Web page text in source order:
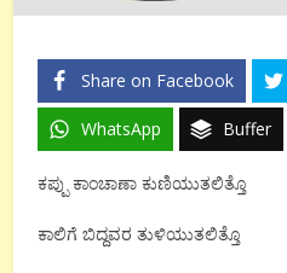
Share on Facebook
WhatsApp Buffer
ಕಪ್ಪು ಕಾಂಚಾಣಾ ಕುಣಿಯುತಲಿತ್ತೊ
ಕಾಲಿಗೆ ಬಿದ್ದವರ ತುಳಿಯುತಲಿತ್ತೊ